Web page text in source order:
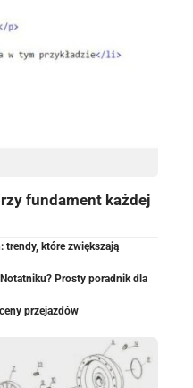
fundament każdej
trendy, które zwiększają
Prosty poradnik dla
przejazdów